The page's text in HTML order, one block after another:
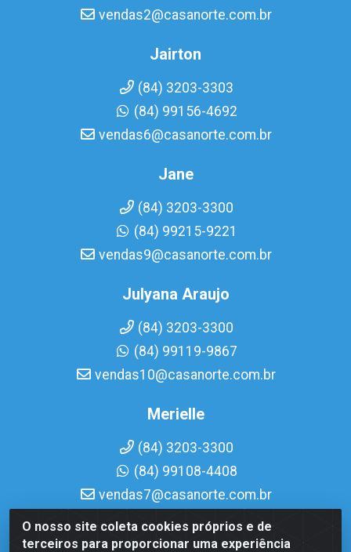
O nosso site coleta cookies próprios e de
terceiros para proporcionar uma experiência
vendas2@casanorte.com.br
Jairton
(84) 3203-3303
(84) 99156-4692
vendas6@casanorte.com.br
Jane
(84) 3203-3300
(84) 99215-9221
vendas9@casanorte.com.br
Julyana Araujo
(84) 3203-3300
(84) 99119-9867
vendas10@casanorte.com.br
Merielle
(84) 3203-3300
(84) 99108-4408
vendas7@casanorte.com.br
Casa Norte LTDA - Av. Interventor Mário Câmara, 1815 -